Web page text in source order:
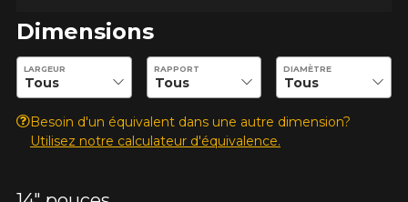
Dimensions
Entrez les dimensions souhaitées pour vérifier la disponibilité
LARGEUR RAPPORT DIAMÈTRE
Besoin d'un équivalent dans une autre dimension?
Utilisez notre calculateur d'équivalence.
AJOUTER UN AVIS